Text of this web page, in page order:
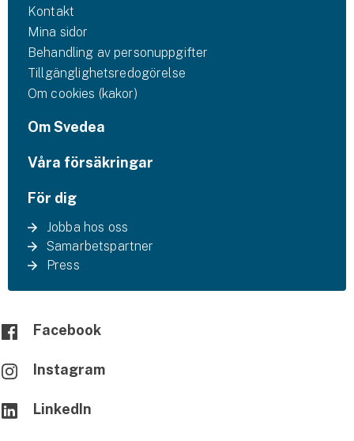
Kontakt
Mina sidor
Behandling av personuppgifter
Tillgänglighetsredogörelse
Om cookies (kakor)
Om Svedea
Våra försäkringar
För dig
Jobba hos oss
Samarbetspartner
Press
Facebook
Instagram
LinkedIn